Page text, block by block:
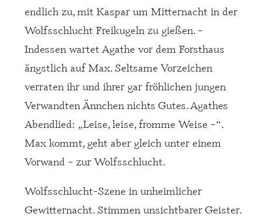
endlich zu, mit Kaspar um Mitternacht in der
Wolfsschlucht Freikugeln zu gießen. –
Indessen wartet Agathe vor dem Forsthaus
ängstlich auf Max. Seltsame Vorzeichen
verraten ihr und ihrer gar fröhlichen jungen
Verwandten Ännchen nichts Gutes. Agathes
Abendlied: „Leise, leise, fromme Weise –“.
Max kommt, geht aber gleich unter einem
Vorwand – zur Wolfsschlucht.
Wolfsschlucht-Szene in unheimlicher
Gewitternacht. Stimmen unsichtbarer Geister.